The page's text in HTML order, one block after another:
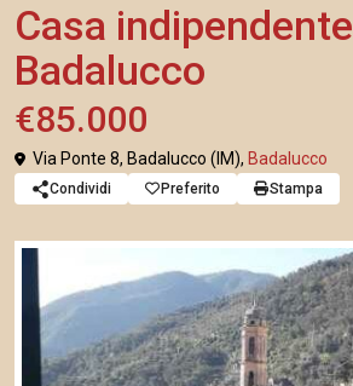
Casa indipendente
Badalucco
€85.000
Via Ponte 8, Badalucco (IM), Badalucco
Condividi Preferito Stampa